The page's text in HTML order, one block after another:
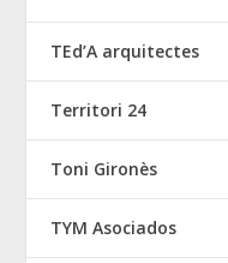
TEd’A arquitectes
Territori 24
Toni Gironès
TYM Asociados